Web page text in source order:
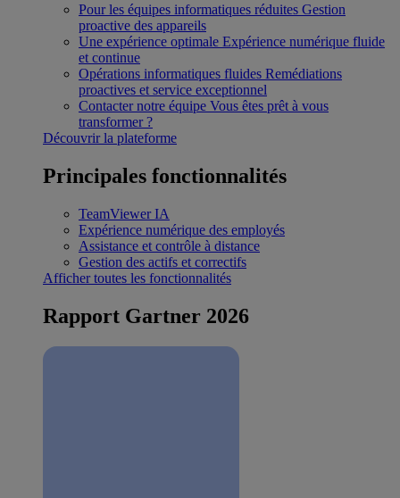
Pour les équipes informatiques réduites Gestion
proactive des appareils
Une expérience optimale Expérience numérique fluide
et continue
Opérations informatiques fluides Remédiations
proactives et service exceptionnel
Contacter notre équipe Vous êtes prêt à vous
transformer ?
Découvrir la plateforme
Principales fonctionnalités
TeamViewer IA
Expérience numérique des employés
Assistance et contrôle à distance
Gestion des actifs et correctifs
Afficher toutes les fonctionnalités
Rapport Gartner 2026